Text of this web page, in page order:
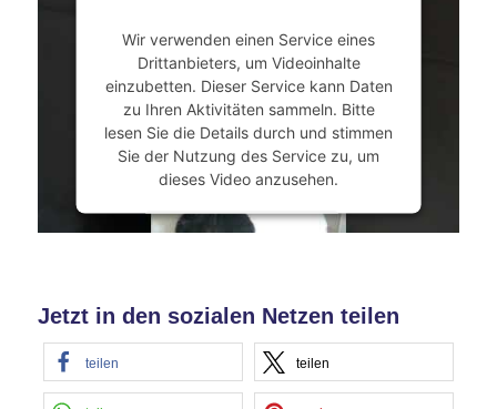
powered byUsercentrics Consent
Management Platform&eRecht24
Wir verwenden einen Service eines
Drittanbieters, um Videoinhalte
einzubetten. Dieser Service kann Daten
zu Ihren Aktivitäten sammeln. Bitte
lesen Sie die Details durch und stimmen
Sie der Nutzung des Service zu, um
dieses Video anzusehen.
Mehr Informationen
powered byUsercentrics Consent
Management Platform
Jetzt in den sozialen Netzen teilen
teilen teilen